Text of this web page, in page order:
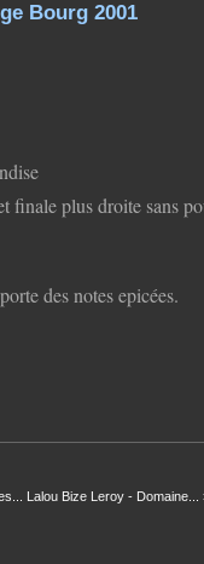
Bourg 2001
finale plus droite sans
des notes epicées.
Lalou Bize Leroy - Domaine...